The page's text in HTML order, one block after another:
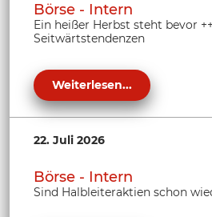
Börse - Intern
Ein heißer Herbst steht bevor
Seitwärtstendenzen
Weiterlesen...
22. Juli 2026
Börse - Intern
Sind Halbleiteraktien schon